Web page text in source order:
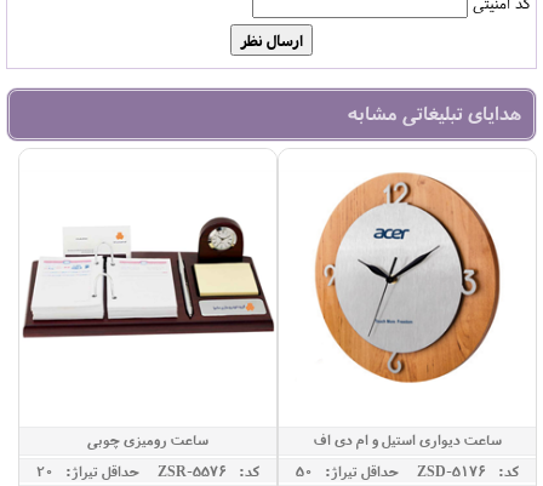
هدایای تبلیغاتی مشابه
ساعت دیواری استیل و ام دی اف
کد: ZSD-5176
حداقل تيراژ: 50
ساعت رومیزی چوبی
کد: ZSR-5576
حداقل تيراژ: 20